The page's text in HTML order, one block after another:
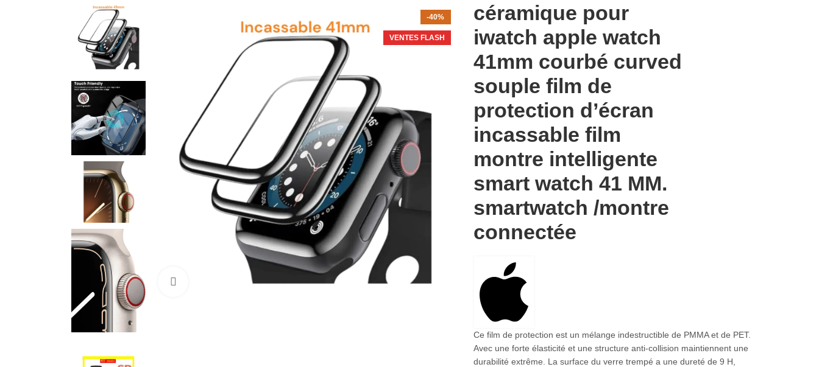
-40%
VENTES FLASH
Cliquez pour agrandir
céramique pour
iwatch apple watch
41mm courbé curved
souple film de
protection d’écran
incassable film
montre intelligente
smart watch 41 MM.
smartwatch /montre
connectée
Ce film de protection est un mélange indestructible de PMMA et de PET.
Avec une forte élasticité et une structure anti-collision maintiennent une
durabilité extrême. La surface du verre trempé a une dureté de 9 H,